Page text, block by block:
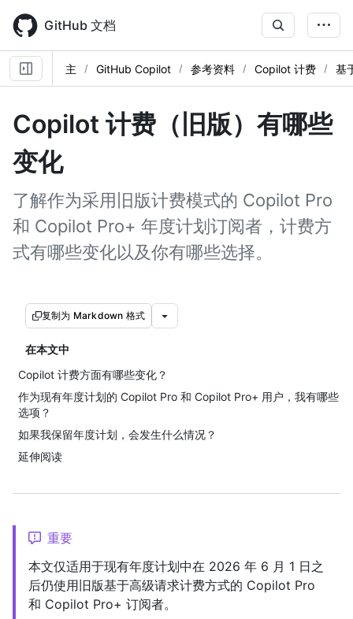
main
content
GitHub 文档
主 GitHub Copilot 参考资料 Copilot 计费 基
Copilot 计费（旧版）有哪些
变化
了解作为采用旧版计费模式的 Copilot Pro
和 Copilot Pro+ 年度计划订阅者，计费方
式有哪些变化以及你有哪些选择。
复制为 Markdown 格式
在本文中
Copilot 计费方面有哪些变化？
作为现有年度计划的 Copilot Pro 和 Copilot Pro+ 用户，我有哪些
选项？
如果我保留年度计划，会发生什么情况？
延伸阅读
重要
本文仅适用于现有年度计划中在 2026 年 6 月 1 日之
后仍使用旧版基于高级请求计费方式的 Copilot Pro
和 Copilot Pro+ 订阅者。